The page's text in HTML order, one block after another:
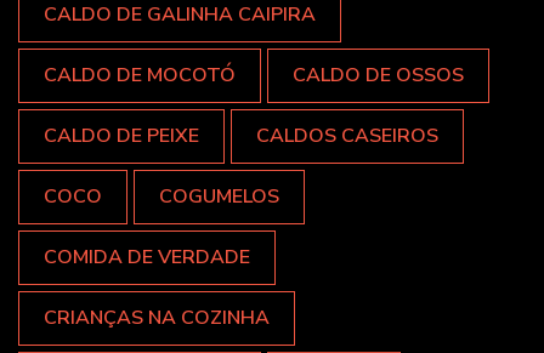
CALDO DE GALINHA CAIPIRA
CALDO DE MOCOTÓ CALDO DE OSSOS
CALDO DE PEIXE CALDOS CASEIROS
COCO COGUMELOS
COMIDA DE VERDADE
CRIANÇAS NA COZINHA